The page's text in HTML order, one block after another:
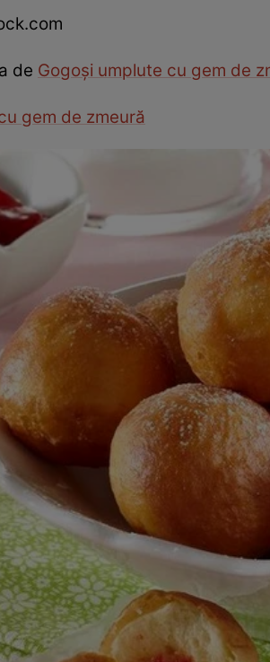
de Gogoşi umplute cu gem de
gem de zmeură